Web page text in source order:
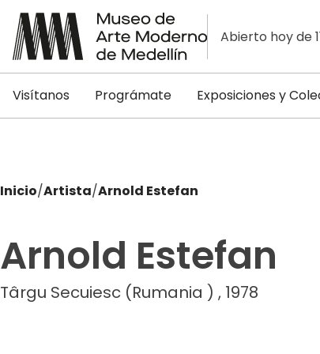
Abierto hoy de
Visítanos Prográmate Exposiciones y
Inicio/Artista/Arnold Estefan
Arnold Estefan
Târgu Secuiesc (Rumania ) , 1978